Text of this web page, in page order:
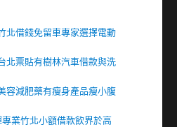
北借錢免留車專家選擇電動
北票貼有樹林汽車借款與洗
容減肥藥有瘦身產品瘦小腹
業竹北小額借款飲界於高